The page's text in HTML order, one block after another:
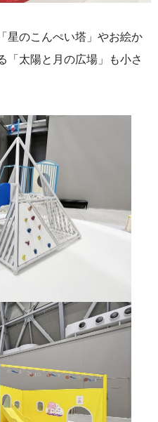
星のこんぺい塔」やお絵か
「太陽と月の広場」も小さ